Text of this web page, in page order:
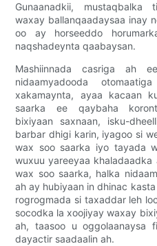
Gunaanadkii, mustaqbalka
waxay ballanqaadaysaa inay
oo ay horseeddo
naqshadeynta qaabaysan.
Mashiinnada casriga ah
nidaamyadooda
xakamaynta, ayaa kacaan
saarka ee qaybaha
bixiyaan saxnaan, isku-
barbar dhigi karin, iyagoo si
wax soo saarka iyo tayada
wuxuu yareeyaa
wax soo saarka, halka
ah ay hubiyaan in dhinac
rogrogmada si taxaddar leh
socodka la xoojiyay waxay
ah, taasoo u oggolaanaysa
dayactir saadaalin ah.